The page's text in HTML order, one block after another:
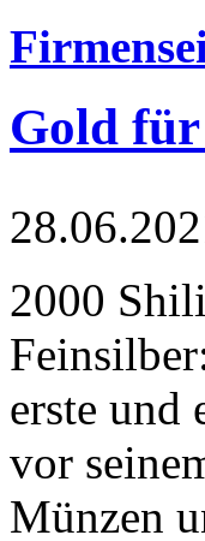
Gold
2000
erste und
vor
Münzen